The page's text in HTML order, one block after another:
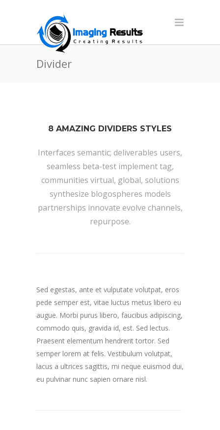
Divider
8 AMAZING DIVIDERS STYLES
Interfaces semantic; deliverables users,
seamless beta-test implement tag,
communities virtual, global, solutions
synthesize blogospheres models
partnerships innovate evolve channels,
repurpose.
Sed egestas, ante et vulputate volutpat, eros
pede semper est, vitae luctus metus libero eu
augue. Morbi purus libero, faucibus adipiscing,
commodo quis, gravida id, est. Sed lectus.
Praesent elementum hendrerit tortor. Sed
semper lorem at felis. Vestibulum volutpat,
lacus a ultrices sagittis, mi neque euismod dui,
eu pulvinar nunc sapien ornare nisl.